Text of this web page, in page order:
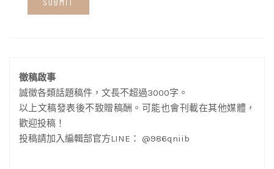
徵稿啟事
誠徵各類話題稿件，文長不超過3000字。
以上文稿發表後不致贈稿酬。可能也會刊載在其他媒體，
歡迎投稿！
投稿請加入編輯部官方LINE： @986qniib